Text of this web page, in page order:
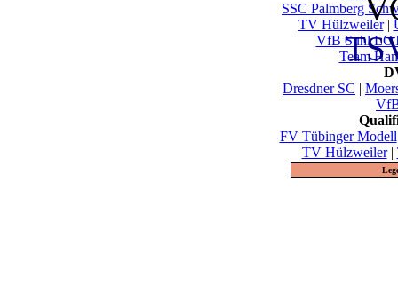
SSC Palmberg
TV Hülzweiler|
VfB Suhl
Team
Dresdner SC |
FV Tübinger Modell
TV Hülzweiler|